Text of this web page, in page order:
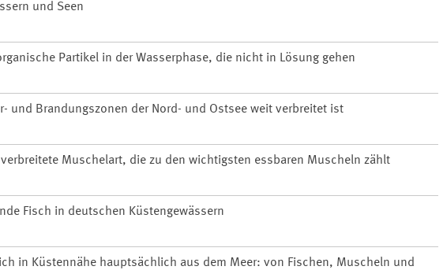
und Seen
Partikel in der Wasserphase, die nicht in Lösung gehen
und Brandungszonen der Nord- und Ostsee weit verbreitet ist
verbreitete Muschelart, die zu den wichtigsten essbaren Muscheln zählt
Fisch in deutschen Küstengewässern
in Küstennähe hauptsächlich aus dem Meer: von Fischen, Muscheln und